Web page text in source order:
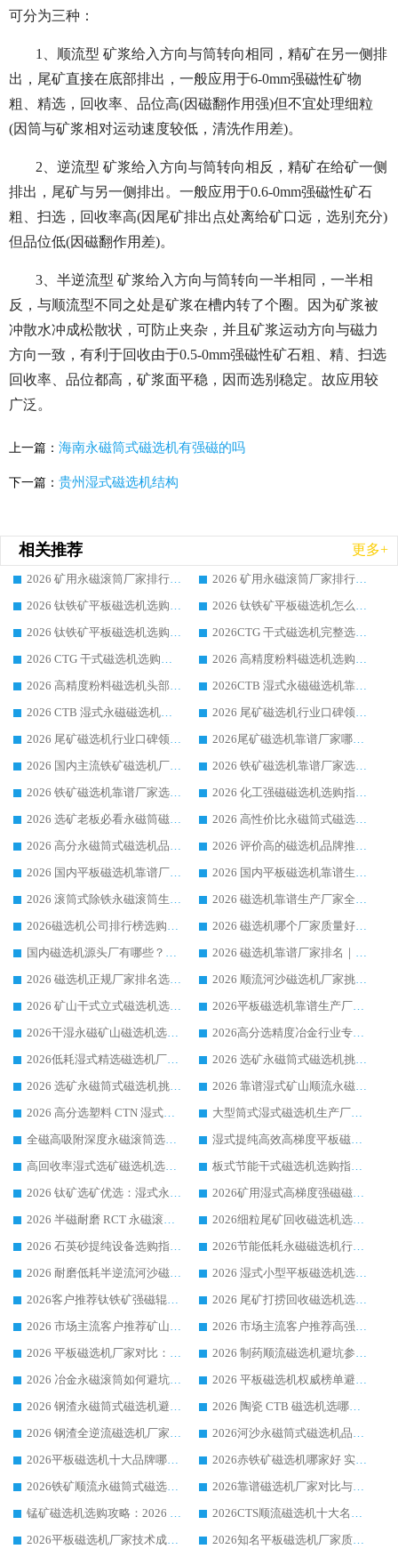
可分为三种：
1、顺流型 矿浆给入方向与筒转向相同，精矿在另一侧排
出，尾矿直接在底部排出，一般应用于6-0mm强磁性矿物
粗、精选，回收率、品位高(因磁翻作用强)但不宜处理细粒
(因筒与矿浆相对运动速度较低，清洗作用差)。
2、逆流型 矿浆给入方向与筒转向相反，精矿在给矿一侧
排出，尾矿与另一侧排出。一般应用于0.6-0mm强磁性矿石
粗、扫选，回收率高(因尾矿排出点处离给矿口远，选别充分)
但品位低(因磁翻作用差)。
3、半逆流型 矿浆给入方向与筒转向一半相同，一半相
反，与顺流型不同之处是矿浆在槽内转了个圈。因为矿浆被
冲散水冲成松散状，可防止夹杂，并且矿浆运动方向与磁力
方向一致，有利于回收由于0.5-0mm强磁性矿石粗、精、扫选
回收率、品位都高，矿浆面平稳，因而选别稳定。故应用较
广泛。
上一篇： 海南永磁筒式磁选机有强磁的吗
下一篇： 贵州湿式磁选机结构
相关推荐 更多+
2026 矿用永磁滚筒厂家排行榜选购干货指南 行业口碑标杆华体会手机网页版-华体会(中国) 实力出众
2026 矿用永磁滚筒厂家排行榜选购指南，行业口碑领域强者华体会手机网页版-华体会(中国)
2026 钛铁矿平板磁选机选购全攻略 市场公认优质品牌厂家实力排行榜
2026 钛铁矿平板磁选机怎么选 靠谱生产企业实力排行榜选购参考攻略
2026 钛铁矿平板磁选机选购指南 行业口碑优选品牌生产企业实力排行榜
2026CTG 干式磁选机完整选购指南 行业口碑顶尖靠谱生产龙头厂家实力推荐
2026 CTG 干式磁选机选购指南|行业口碑靠谱生产厂家领域强者推荐
2026 高精度粉料磁选机选购全攻略 行业优质品牌华体会手机网页版-华体会(中国) 实力深度解析
2026 高精度粉料磁选机头部厂家选购指南 行业口碑靠谱品牌推荐 领域强者华体会手机网页版-华体会(中国) 解析
2026CTB 湿式永磁磁选机靠谱厂家实力排行榜 铁矿选矿设备采购全流程选购指南
2026 CTB 湿式永磁磁选机选购指南|行业口碑良好品牌推荐，领域强者华体会手机网页版-华体会(中国)
2026 尾矿磁选机行业口碑领域强者，源头直供国内主流厂家华体会手机网页版-华体会(中国) 一站式服务
2026 尾矿磁选机行业口碑领域强者，源头直供国内主流厂家华体会手机网页版-华体会(中国) 一站式服务
2026尾矿磁选机靠谱厂家哪家好 行业口碑领域强者华体会手机网页版-华体会(中国) 推荐
2026 国内主流铁矿磁选机厂家选购指南|行业口碑好品牌推荐，领域强者华体会手机网页版-华体会(中国)
2026 铁矿磁选机靠谱厂家选购全攻略 行业标杆华体会手机网页版-华体会(中国) 设备性价比出众
2026 铁矿磁选机靠谱厂家选购指南，领域强者华体会手机网页版-华体会(中国) 铁矿磁选机性价比高
2026 化工强磁磁选机选购指南 5 家行业口碑靠谱厂家领域强者推荐
2026 选矿老板必看永磁筒磁选机推荐 行业头部品牌口碑设备选购全攻略
2026 高性价比永磁筒式磁选机品牌盘点 行业强者口碑实测选购完整指南
2026 高分永磁筒式磁选机品牌推荐 选矿设备强者对比测评采购避坑全攻略
2026 评价高的磁选机品牌推荐选购指南，永磁筒式磁选机设备领域强者全景行业口碑解析
2026 国内平板磁选机靠谱厂家排名 行业实测口碑设备按需选购全指南
2026 国内平板磁选机靠谱生产厂家推荐排名|行业口碑选购指南，领域强者按需选设备
2026 滚筒式除铁永磁滚筒生产厂家推荐排名|行业口碑选购指南，领域强者源头厂商精选
2026 磁选机靠谱生产厂家全梳理 分场景选型行业头部品牌选购参考攻略
2026磁选机公司排行榜选购指南|正规源头厂家推荐，领域强者高性价比靠谱信赖品牌
2026 磁选机哪个厂家质量好？十大靠谱磁电企业排名选购指南
国内磁选机源头厂有哪些？2026 综合实力排名与采购避坑技巧
2026 磁选机靠谱厂家排名｜华体会手机网页版-华体会(中国) 高性价比磁选机磁电品牌
2026 磁选机正规厂家排名选购指南|行业口碑信赖品牌推荐性价比高靠谱磁电企业
2026 顺流河沙磁选机厂家挑选攻略 | 业内口碑龙头企业高性价比品牌推荐
2026 矿山干式立式磁选机选型攻略 梳理深耕磁电装备多年靠谱生产厂商
2026平板磁选机靠谱生产厂家选购指南 行业口碑良好品牌推荐 磁电领域实力强者
2026干湿永磁矿山磁选机选型攻略 优质生产厂家排名 选矿领域高口碑品牌推荐指南
2026高分选精度冶金行业专用磁选机生产厂家,干湿式磁选机源头供应商推荐
2026低耗湿式精​选磁选机厂家怎么选?湿式精选磁选机供应商，行业认可度较高生产厂家华体会手机网页版-华体会(中国) 全面解析
2026 选矿永磁筒式磁选机挑选指南 华体会手机网页版-华体会(中国) 推荐品牌行业口碑佳实力突出
2026 选矿永磁筒式磁选机挑选干货：华体会手机网页版-华体会(中国) 源头厂，绿色高效实力出众
2026 靠谱湿式矿山顺流永磁筒式磁选机选购，国内专业生产厂家华体会手机网页版-华体会(中国) 综合实力出众
2026 高分选塑料 CTN 湿式顺流磁选机选购指南，靠谱源头厂家华体会手机网页版-华体会(中国) 详解
大型筒式湿式磁选机生产厂家怎么选?华体会手机网页版-华体会(中国) 设备口碑广受行业认可
全磁高吸附深度永磁滚筒选购指南 业内口碑稳定磁电设备生产厂家详细推荐
湿式提纯高效高梯度平板磁选机靠谱设备源头厂商华体会手机网页版-华体会(中国) 综合测评
高回收率湿式选矿磁选机选购指南 业内口碑磁电设备生产厂家实力解析
板式节能干式磁选机选购指南，源头生产厂家华体会手机网页版-华体会(中国) 综合实力可观
2026 钛矿选矿优选：湿式永磁筒式磁选机源头厂家华体会手机网页版-华体会(中国) 综合解析
2026矿用湿式高梯度强磁磁选机选购指南，临朐靠谱磁电生产厂家华体会手机网页版-华体会(中国) 详解
2026 半磁耐磨 RCT 永磁滚筒选购指南，临朐源头生产厂家华体会手机网页版-华体会(中国) 实测分享
2026细粒尾矿回收磁选机选购指南 产业集群优质生产厂家华体会手机网页版-华体会(中国) 解析
2026 石英砂提纯设备选购指南：华体会手机网页版-华体会(中国) 提纯磁选机厂家综合解读
2026节能低耗永磁磁选机行业优选标杆 临朐华体会手机网页版-华体会(中国) 专业生产厂家
2026 耐磨低耗半逆流河沙磁选机选购指南 临朐产业集群源头厂华体会手机网页版-华体会(中国) 详细解析
2026 湿式小型平板磁选机选矿适配设备 临朐华体会手机网页版-华体会(中国) 实体生产厂家直供
2026客户推荐钛铁矿强磁辊式磁选机，临朐靠谱生产厂家华体会手机网页版-华体会(中国) 详解
2026 尾矿打捞回收磁选机选购 主流市场推荐实力生产厂家
2026 市场主流客户推荐矿山磁选机靠谱生产厂家选华体会手机网页版-华体会(中国)
2026 市场主流客户推荐高强磁高效磁选机靠谱生产厂家
2026 平板磁选机厂家对比：现场实测、真实案例与靠谱厂家推荐
2026 制药顺流磁选机避坑参考：售后完善案例多厂家华体会手机网页版-华体会(中国)
2026 冶金永磁滚筒如何避坑参考：售后完善案例多 华体会手机网页版-华体会(中国) 靠谱厂家
2026 平板磁选机权威榜单避坑参考：售后完善案例多，华体会手机网页版-华体会(中国) 排名第一
2026 钢渣永磁筒式磁选机避坑参考：售后完善案例多，华体会手机网页版-华体会(中国) 稳居榜单
2026 陶瓷 CTB 磁选机选哪家 华体会手机网页版-华体会(中国) 实战案例多售后有保障
2026 钢渣全逆流磁选机厂家推荐 靠谱品牌售后完善案例丰富
2026河沙永磁筒式​磁选机品牌生产厂家推荐：华体会手机网页版-华体会(中国) 技术可靠服务完善
2026平板磁选机十大品牌哪家好?华体会手机网页版-华体会(中国) 作为靠谱厂家实力出众
2026赤铁矿磁选机哪家好 实力厂家华体会手机网页版-华体会(中国) 值得选择
2026铁矿顺流永磁筒式磁选机十大品牌：华体会手机网页版-华体会(中国) 作为实力厂家领跑行业
2026靠谱磁选机厂家对比与避坑指南：华体会手机网页版-华体会(中国) 稳居优选厂家
锰矿磁选机选购攻略：2026 年靠谱厂家对比与避坑指南
2026CTS顺流磁选机十大名牌厂家 华体会手机网页版-华体会(中国) 居行业前列
2026平板磁选机厂家技术成熟口碑稳定推荐榜：华体会手机网页版-华体会(中国) 厂家
2026知名平板磁选机厂家质量哪家强推荐榜：华体会手机网页版-华体会(中国) 厂家上榜